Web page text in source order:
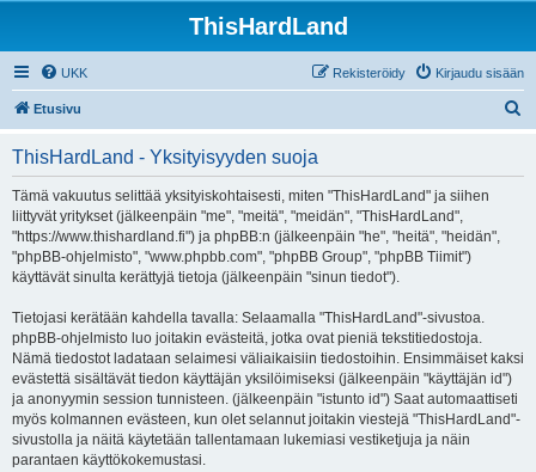
ThisHardLand
UKK Kirjaudu sisään
Rekisteröidy
Etusivu
ThisHardLand - Yksityisyyden suoja
Tämä vakuutus selittää yksityiskohtaisesti, miten "ThisHardLand" ja siihen
liittyvät yritykset (jälkeenpäin "me", "meitä", "meidän", "ThisHardLand",
"https://www.thishardland.fi") ja phpBB:n (jälkeenpäin "he", "heitä", "heidän",
"phpBB-ohjelmisto", "www.phpbb.com", "phpBB Group", "phpBB Tiimit")
käyttävät sinulta kerättyjä tietoja (jälkeenpäin "sinun tiedot").
Tietojasi kerätään kahdella tavalla: Selaamalla "ThisHardLand"-sivustoa.
phpBB-ohjelmisto luo joitakin evästeitä, jotka ovat pieniä tekstitiedostoja.
Nämä tiedostot ladataan selaimesi väliaikaisiin tiedostoihin. Ensimmäiset kaksi
evästettä sisältävät tiedon käyttäjän yksilöimiseksi (jälkeenpäin "käyttäjän id")
ja anonyymin session tunnisteen. (jälkeenpäin "istunto id") Saat automaattiseti
myös kolmannen evästeen, kun olet selannut joitakin viestejä "ThisHardLand"-
sivustolla ja näitä käytetään tallentamaan lukemiasi vestiketjuja ja näin
parantaen käyttökokemustasi.